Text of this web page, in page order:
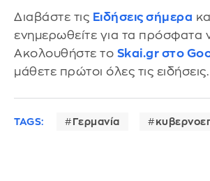
Διαβάστε τις Ειδήσεις σήμερα
ενημερωθείτε για τα πρόσφατα
Ακολουθήστε το Skai.gr στο
μάθετε πρώτοι όλες τις ειδήσεις.
TAGS: Γερμανία